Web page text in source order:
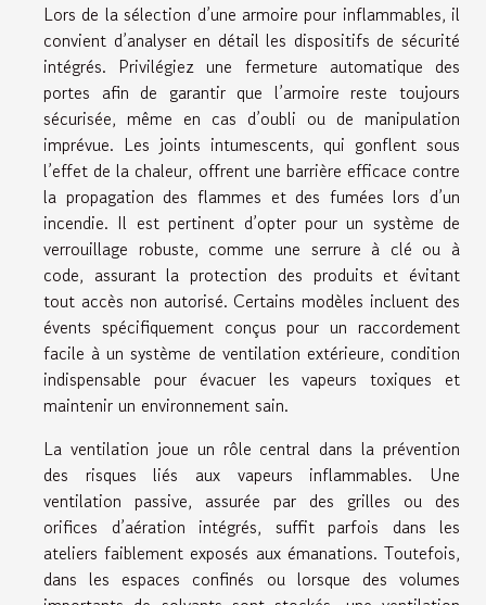
Lors de la sélection d’une armoire pour inflammables, il
convient d’analyser en détail les dispositifs de sécurité
intégrés. Privilégiez une fermeture automatique des
portes afin de garantir que l’armoire reste toujours
sécurisée, même en cas d’oubli ou de manipulation
imprévue. Les joints intumescents, qui gonflent sous
l’effet de la chaleur, offrent une barrière efficace contre
la propagation des flammes et des fumées lors d’un
incendie. Il est pertinent d’opter pour un système de
verrouillage robuste, comme une serrure à clé ou à
code, assurant la protection des produits et évitant
tout accès non autorisé. Certains modèles incluent des
évents spécifiquement conçus pour un raccordement
facile à un système de ventilation extérieure, condition
indispensable pour évacuer les vapeurs toxiques et
maintenir un environnement sain.
La ventilation joue un rôle central dans la prévention
des risques liés aux vapeurs inflammables. Une
ventilation passive, assurée par des grilles ou des
orifices d’aération intégrés, suffit parfois dans les
ateliers faiblement exposés aux émanations. Toutefois,
dans les espaces confinés ou lorsque des volumes